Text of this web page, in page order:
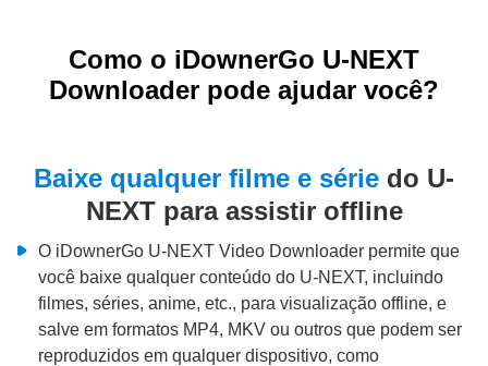
Como o iDownerGo U-NEXT
Downloader pode ajudar você?
Baixe qualquer filme e série do U-
NEXT para assistir offline
O iDownerGo U-NEXT Video Downloader permite que
você baixe qualquer conteúdo do U-NEXT, incluindo
filmes, séries, anime, etc., para visualização offline, e
salve em formatos MP4, MKV ou outros que podem ser
reproduzidos em qualquer dispositivo, como